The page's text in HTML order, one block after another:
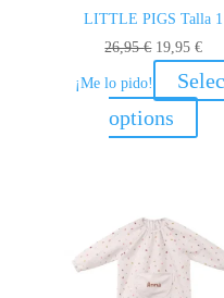
LITTLE PIGS Talla 1
26,95€ El
precio
original
era:
19,95€El
¡Me lo pido!
options